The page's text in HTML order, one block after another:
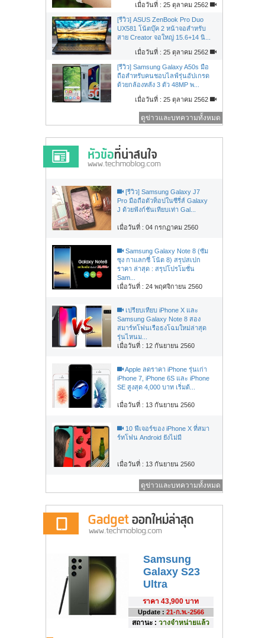
เมื่อวันที่ : 25 ตุลาคม 2562
[รีวิว] ASUS ZenBook Pro Duo
UX581 โน้ตบุ๊ค 2 หน้าจอสำหรับ
สาย Creator จอใหญ่ 15.6+14 นิ...
เมื่อวันที่ : 25 ตุลาคม 2562
[รีวิว] Samsung Galaxy A50s มือ
ถือสำหรับคนชอบไลฟ์รุ่นอัปเกรด
ด้วยกล้องหลัง 3 ตัว 48MP พ...
เมื่อวันที่ : 25 ตุลาคม 2562
ดูข่าวและบทความทั้งหมด
[รีวิว] Samsung Galaxy J7
Pro มือถือตัวท็อปในซีรี่ส์ Galaxy
J ด้วยฟังก์ชันเทียบเท่า Gal...
เมื่อวันที่ : 04 กรกฏาคม 2560
Samsung Galaxy Note 8 (ซัม
ซุง กาแลกซี่ โน้ต 8) สรุปสเปก
ราคา ล่าสุด : สรุปโปรโมชั่น
Sam...
เมื่อวันที่ : 24 พฤศจิกายน 2560
เปรียบเทียบ iPhone X และ
Samsung Galaxy Note 8 สอง
สมาร์ทโฟนเรือธงโฉมใหม่ล่าสุด
รุ่นไหนม...
เมื่อวันที่ : 12 กันยายน 2560
Apple ลดราคา iPhone รุ่นเก่า
iPhone 7, iPhone 6S และ iPhone
SE สูงสุด 4,000 บาท เริ่มต้...
เมื่อวันที่ : 13 กันยายน 2560
10 ฟีเจอร์ของ iPhone X ที่สมา
ร์ทโฟน Android ยังไม่มี
เมื่อวันที่ : 13 กันยายน 2560
ดูข่าวและบทความทั้งหมด
Samsung
Galaxy S23
Ultra
ราคา 43,900 บาท
Update : 21-ก.พ.-2566
สถานะ : วางจำหน่ายแล้ว